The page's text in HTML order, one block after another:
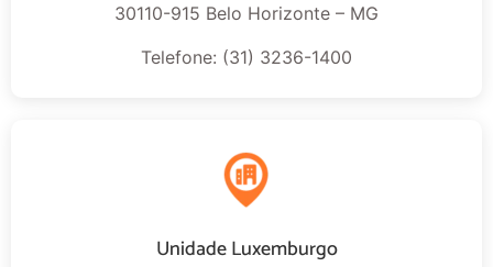
30110-915 Belo Horizonte – MG
Telefone: (31) 3236-1400
Unidade Luxemburgo